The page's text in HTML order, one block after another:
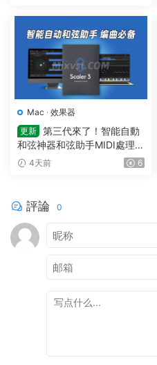
36 (All Plugins Edition) GUIS
EPPE MAC
Mac · 效果器
更新 第三代來了！智能自動
和弦神器和弦助手MIDI處理Pl
ugin Boutique – Scaler 3 v3.
4天前 6
評論 0